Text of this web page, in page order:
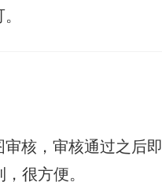
核，审核通过之后即
很方便。